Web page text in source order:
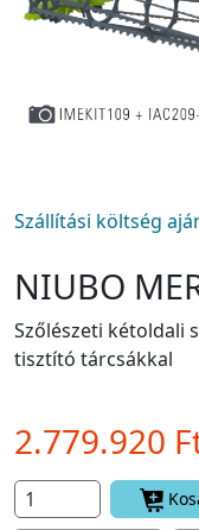
Szállítási költség
NIUBO
Szőlészeti kétoldali
tisztító tárcsákkal
2.779.920